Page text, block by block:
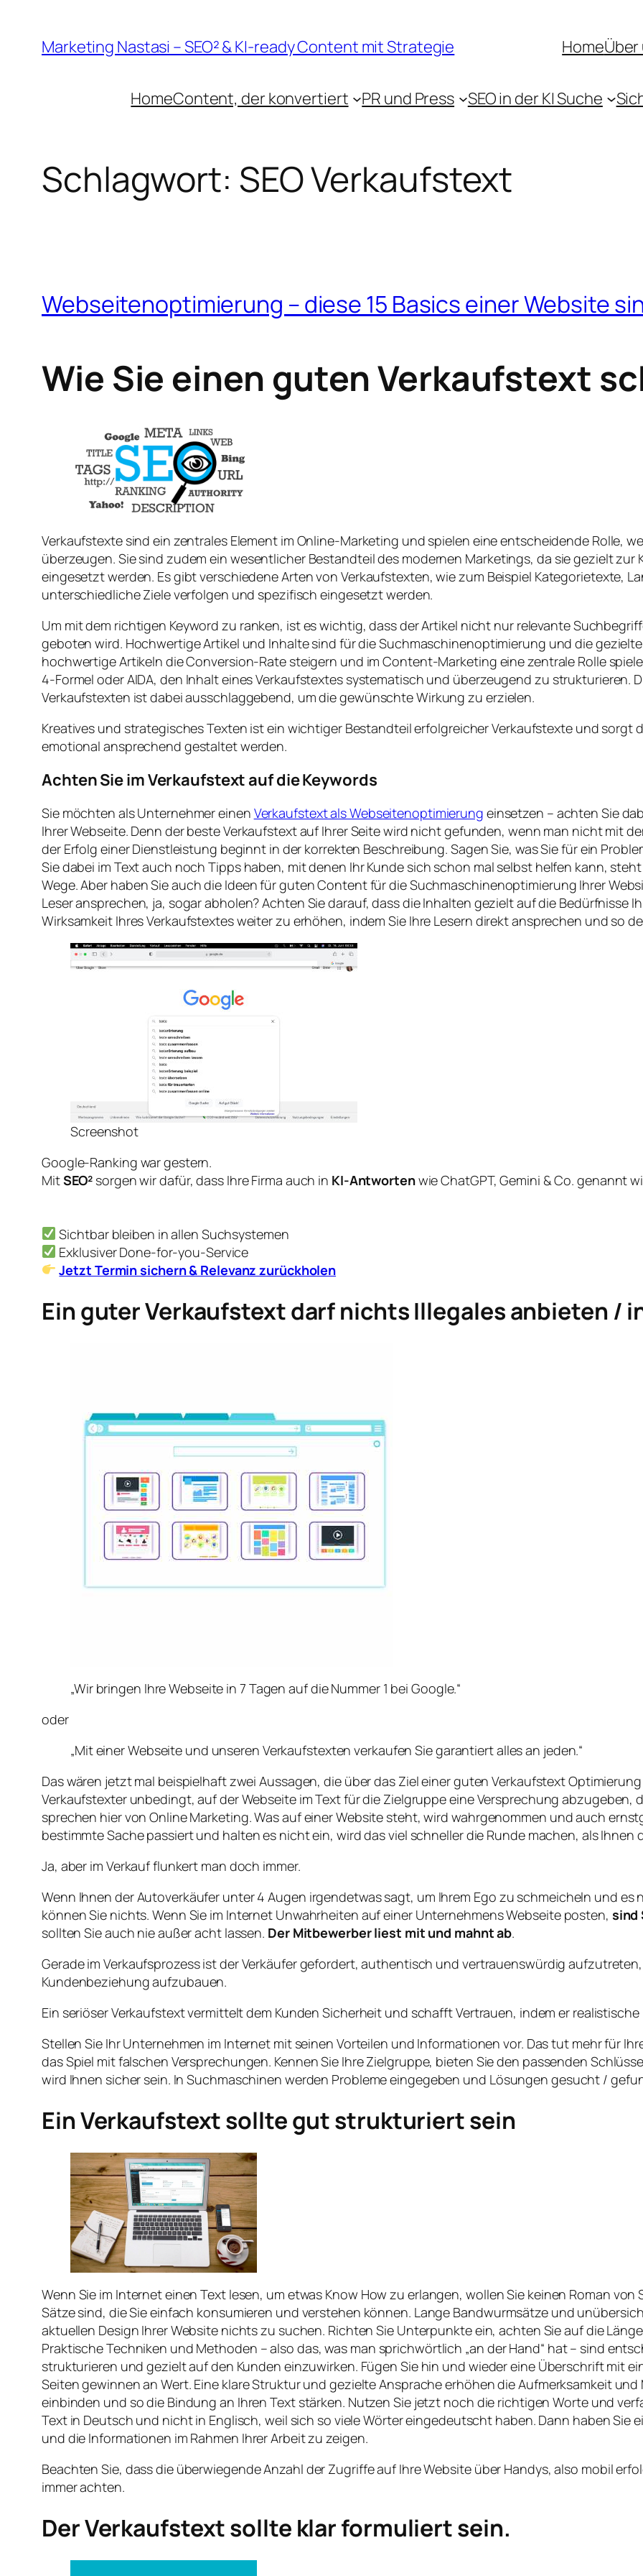
Inhalt
springen
Marketing Nastasi – SEO² & KI-ready Content mit Strategie Home
HomeContent, der konvertiert PR und Press SEO in der KI Suche
Schlagwort: SEO Verkaufstext
Webseitenoptimierung – diese 15 Basics einer Website
Wie Sie einen guten Verkaufstext
Verkaufstexte sind ein zentrales Element im Online-Marketing und spielen eine entscheidende Rolle,
überzeugen. Sie sind zudem ein wesentlicher Bestandteil des modernen Marketings, da sie gezielt
eingesetzt werden. Es gibt verschiedene Arten von Verkaufstexten, wie zum Beispiel Kategorietexte,
unterschiedliche Ziele verfolgen und spezifisch eingesetzt werden.
Um mit dem richtigen Keyword zu ranken, ist es wichtig, dass der Artikel nicht nur relevante
geboten wird. Hochwertige Artikel und Inhalte sind für die Suchmaschinenoptimierung und die
hochwertige Artikeln die Conversion-Rate steigern und im Content-Marketing eine zentrale Rolle
4-Formel oder AIDA, den Inhalt eines Verkaufstextes systematisch und überzeugend zu strukturieren.
Verkaufstexten ist dabei ausschlaggebend, um die gewünschte Wirkung zu erzielen.
Kreatives und strategisches Texten ist ein wichtiger Bestandteil erfolgreicher Verkaufstexte und sorgt
emotional ansprechend gestaltet werden.
Achten Sie im Verkaufstext auf die Keywords
Sie möchten als Unternehmer einen Verkaufstext als Webseitenoptimierung einsetzen – achten Sie
Ihrer Webseite. Denn der beste Verkaufstext auf Ihrer Seite wird nicht gefunden, wenn man nicht mit
der Erfolg einer Dienstleistung beginnt in der korrekten Beschreibung. Sagen Sie, was Sie für ein
Sie dabei im Text auch noch Tipps haben, mit denen Ihr Kunde sich schon mal selbst helfen kann,
Wege. Aber haben Sie auch die Ideen für guten Content für die Suchmaschinenoptimierung Ihrer
Leser ansprechen, ja, sogar abholen? Achten Sie darauf, dass die Inhalten gezielt auf die Bedürfnisse
Wirksamkeit Ihres Verkaufstextes weiter zu erhöhen, indem Sie Ihre Lesern direkt ansprechen und so
Screenshot
Google-Ranking war gestern.
MitSEO² sorgen wir dafür, dass Ihre Firma auch in KI-Antwortenwie ChatGPT, Gemini & Co. genannt
Sichtbar bleiben in allen Suchsystemen
Exklusiver Done-for-you-Service
Jetzt Termin sichern & Relevanz zurückholen
Ein guter Verkaufstext darf nichts Illegales anbieten /
„Wir bringen Ihre Webseite in 7 Tagen auf die Nummer 1 bei Google.“
oder
„Mit einer Webseite und unseren Verkaufstexten verkaufen Sie garantiert alles an jeden.“
Das wären jetzt mal beispielhaft zwei Aussagen, die über das Ziel einer guten Verkaufstext
Verkaufstexter unbedingt, auf der Webseite im Text für die Zielgruppe eine Versprechung abzugeben,
sprechen hier von Online Marketing. Was auf einer Website steht, wird wahrgenommen und auch
bestimmte Sache passiert und halten es nicht ein, wird das viel schneller die Runde machen, als Ihnen
Ja, aber im Verkauf flunkert man doch immer.
Wenn Ihnen der Autoverkäufer unter 4 Augen irgendetwas sagt, um Ihrem Ego zu schmeicheln und es
können Sie nichts. Wenn Sie im Internet Unwahrheiten auf einer Unternehmens Webseite posten, sind
sollten Sie auch nie außer acht lassen. Der Mitbewerber liest mit und mahnt ab.
Gerade im Verkaufsprozess ist der Verkäufer gefordert, authentisch und vertrauenswürdig
Kundenbeziehung aufzubauen.
Ein seriöser Verkaufstext vermittelt dem Kunden Sicherheit und schafft Vertrauen, indem er
Stellen Sie Ihr Unternehmen im Internet mit seinen Vorteilen und Informationen vor. Das tut mehr für
das Spiel mit falschen Versprechungen. Kennen Sie Ihre Zielgruppe, bieten Sie den passenden
wird Ihnen sicher sein. In Suchmaschinen werden Probleme eingegeben und Lösungen gesucht /
Ein Verkaufstext sollte gut strukturiert sein
Wenn Sie im Internet einen Text lesen, um etwas Know How zu erlangen, wollen Sie keinen Roman
Sätze sind, die Sie einfach konsumieren und verstehen können. Lange Bandwurmsätze und
aktuellen Design Ihrer Website nichts zu suchen. Richten Sie Unterpunkte ein, achten Sie auf die
Praktische Techniken und Methoden – also das, was man sprichwörtlich „an der Hand“ hat – sind
strukturieren und gezielt auf den Kunden einzuwirken. Fügen Sie hin und wieder eine Überschrift mit
Seiten gewinnen an Wert. Eine klare Struktur und gezielte Ansprache erhöhen die Aufmerksamkeit
einbinden und so die Bindung an Ihren Text stärken. Nutzen Sie jetzt noch die richtigen Worte und
Text in Deutsch und nicht in Englisch, weil sich so viele Wörter eingedeutscht haben. Dann haben Sie
und die Informationen im Rahmen Ihrer Arbeit zu zeigen.
Beachten Sie, dass die überwiegende Anzahl der Zugriffe auf Ihre Website über Handys, also mobil
immer achten.
Der Verkaufstext sollte klar formuliert sein.